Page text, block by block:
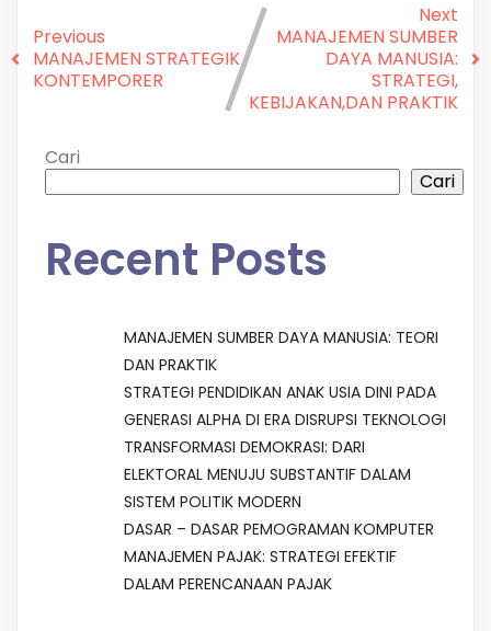
Previous
MANAJEMEN STRATEGIK
KONTEMPORER
Next
MANAJEMEN SUMBER
DAYA MANUSIA:
STRATEGI,
KEBIJAKAN,DAN PRAKTIK
Cari
Cari
Recent Posts
MANAJEMEN SUMBER DAYA MANUSIA: TEORI
DAN PRAKTIK
STRATEGI PENDIDIKAN ANAK USIA DINI PADA
GENERASI ALPHA DI ERA DISRUPSI TEKNOLOGI
TRANSFORMASI DEMOKRASI: DARI
ELEKTORAL MENUJU SUBSTANTIF DALAM
SISTEM POLITIK MODERN
DASAR – DASAR PEMOGRAMAN KOMPUTER
MANAJEMEN PAJAK: STRATEGI EFEKTIF
DALAM PERENCANAAN PAJAK